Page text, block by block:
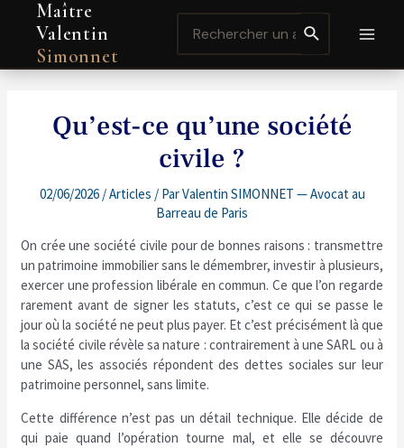
contenu
Maître
Valentin
Simonnet
for:
Qu’est-ce qu’une société
civile ?
02/06/2026 /Articles / ParValentin SIMONNET — Avocat au
Barreau de Paris
On crée une société civile pour de bonnes raisons : transmettre
un patrimoine immobilier sans le démembrer, investir à plusieurs,
exercer une profession libérale en commun. Ce que l’on regarde
rarement avant de signer les statuts, c’est ce qui se passe le
jour où la société ne peut plus payer. Et c’est précisément là que
la société civile révèle sa nature : contrairement à une SARL ou à
une SAS, les associés répondent des dettes sociales sur leur
patrimoine personnel, sans limite.
Cette différence n’est pas un détail technique. Elle décide de
qui paie quand l’opération tourne mal, et elle se découvre
Navigation
de